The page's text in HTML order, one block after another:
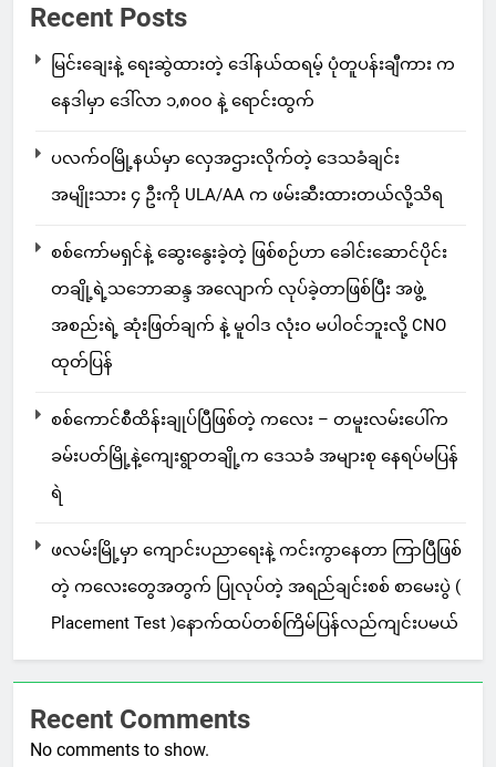
Recent Posts
မြင်းချေးနဲ့ ရေးဆွဲထားတဲ့ ဒေါ်နယ်ထရမ့် ပုံတူပန်းချီကား က
နေဒါမှာ ဒေါ်လာ ၁,၈၀၀ နဲ့ ရောင်းထွက်
ပလက်ဝမြို့နယ်မှာ လှေအဌားလိုက်တဲ့ ဒေသခံချင်း
အမျိုးသား ၄ ဦးကို ULA/AA က ဖမ်းဆီးထားတယ်လို့သိရ
စစ်ကော်မရှင်နဲ့ ဆွေးနွေးခဲ့တဲ့ ဖြစ်စဉ်ဟာ ခေါင်းဆောင်ပိုင်း
တချို့ရဲ့သဘောဆန္ဒ အလျောက် လုပ်ခဲ့တာဖြစ်ပြီး အဖွဲ့
အစည်းရဲ့ ဆုံးဖြတ်ချက် နဲ့ မူဝါဒ လုံးဝ မပါဝင်ဘူးလို့ CNO
ထုတ်ပြန်
စစ်ကောင်စီထိန်းချုပ်ပြီဖြစ်တဲ့ ကလေး – တမူးလမ်းပေါ်က
ခမ်းပတ်မြို့နဲ့ကျေးရွာတချို့က ဒေသခံ အများစု နေရပ်မပြန်
ရဲ
ဖလမ်းမြို့မှာ ကျောင်းပညာရေးနဲ့ ကင်းကွာနေတာ ကြာပြီဖြစ်
တဲ့ ကလေးတွေအတွက် ပြုလုပ်တဲ့ အရည်ချင်းစစ် စာမေးပွဲ (
Placement Test )နောက်ထပ်တစ်ကြိမ်ပြန်လည်ကျင်းပမယ်
Recent Comments
No comments to show.